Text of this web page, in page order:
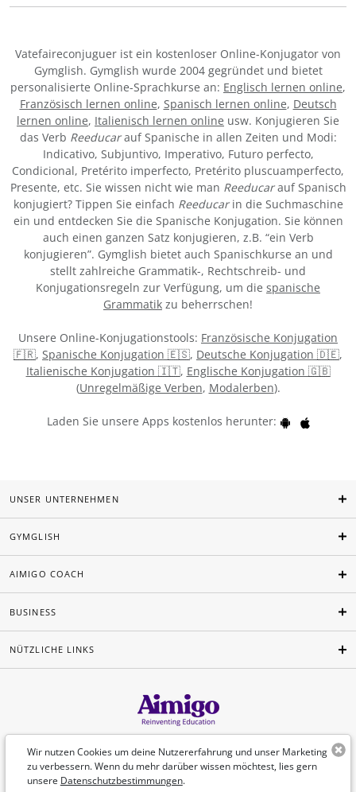
Vatefaireconjuguer ist ein kostenloser Online-Konjugator von
Gymglish. Gymglish wurde 2004 gegründet und bietet
personalisierte Online-Sprachkurse an: Englisch lernen online,
Französisch lernen online, Spanisch lernen online, Deutsch
lernen online, Italienisch lernen online usw. Konjugieren Sie
das Verb Reeducarauf Spanische in allen Zeiten und Modi:
Indicativo, Subjuntivo, Imperativo, Futuro perfecto,
Condicional, Pretérito imperfecto, Pretérito pluscuamperfecto,
Presente, etc. Sie wissen nicht wie man Reeducarauf Spanisch
konjugiert? Tippen Sie einfach Reeducarin die Suchmaschine
ein und entdecken Sie die Spanische Konjugation. Sie können
auch einen ganzen Satz konjugieren, z.B. “ein Verb
konjugieren”. Gymglish bietet auch Spanischkurse an und
stellt zahlreiche Grammatik-, Rechtschreib- und
Konjugationsregeln zur Verfügung, um die spanische
Grammatik zu beherrschen!
Unsere Online-Konjugationstools: Französische Konjugation
🇫🇷, Spanische Konjugation 🇪🇸, Deutsche Konjugation 🇩🇪,
Italienische Konjugation 🇮🇹, Englische Konjugation 🇬🇧
(Unregelmäßige Verben, Modalerben).
Laden Sie unsere Apps kostenlos herunter:
Wir nutzen Cookies um deine Nutzererfahrung und unser Marketing
zu verbessern. Wenn du mehr darüber wissen möchtest, lies gern
unsere Datenschutzbestimmungen.
UNSER UNTERNEHMEN
GYMGLISH
AIMIGO COACH
BUSINESS
NÜTZLICHE LINKS
Deutsch
©Aimigo 2026